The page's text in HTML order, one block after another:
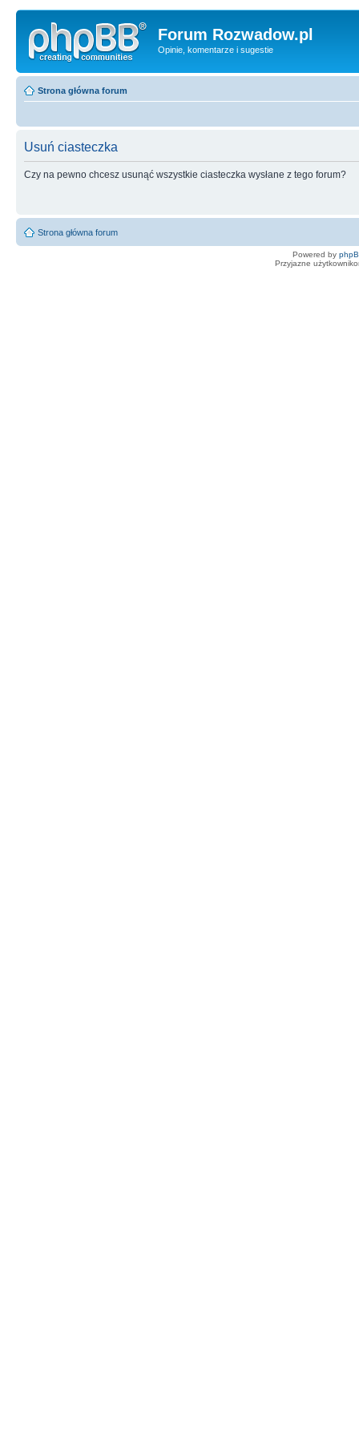
Forum Rozwadow.pl
Opinie, komentarze i sugestie
Strona główna forum
Usuń ciasteczka
Czy na pewno chcesz usunąć wszystkie ciasteczka wysłane z tego forum?
Strona główna forum
Powered by
Przyjazne